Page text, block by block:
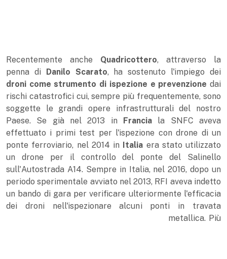
Recentemente anche Quadricottero, attraverso la
penna di Danilo Scarato, ha sostenuto l'impiego dei
droni come strumento di ispezione e prevenzione dai
rischi catastrofici cui, sempre più frequentemente, sono
soggette le grandi opere infrastrutturali del nostro
Paese. Se già nel 2013 in Francia la SNFC aveva
effettuato i primi test per l'ispezione con drone di un
ponte ferroviario, nel 2014 in Italia era stato utilizzato
un drone per il controllo del ponte del Salinello
sull'Autostrada A14. Sempre in Italia, nel 2016, dopo un
periodo sperimentale avviato nel 2013, RFI aveva indetto
un bando di gara per verificare ulteriormente l'efficacia
dei droni nell'ispezionare alcuni ponti in travata
metallica. Più